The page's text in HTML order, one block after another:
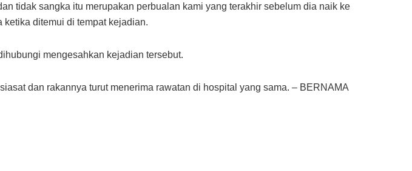
tidak sangka itu merupakan perbualan kami yang terakhir sebelum dia naik ke
ketika ditemui di tempat kejadian.
mengesahkan kejadian tersebut.
dan rakannya turut menerima rawatan di hospital yang sama. – BERNAMA